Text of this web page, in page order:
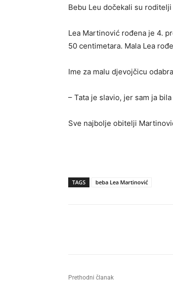
Bebu Leu dočekali su
Lea Martinović rođena je 4.
50 centimetara. Mala Lea
Ime za malu djevojčicu
– Tata je slavio, jer sam ja
Sve najbolje obitelji
TAGS beba Lea Martinović
Prethodni članak